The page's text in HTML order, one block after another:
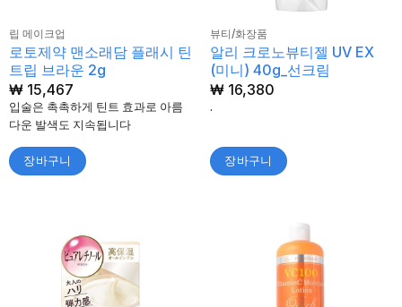
립 메이크업
로토제약 맨소래담 플래시 틴
트립 브라운 2g
₩15,467
입술은 촉촉하게 틴트 효과로 아름
다운 발색도 지속됩니다
장바구니
뷰티/화장품
알리 크로노뷰티젤 UV EX
(미니) 40g_선크림
₩16,380
.
장바구니